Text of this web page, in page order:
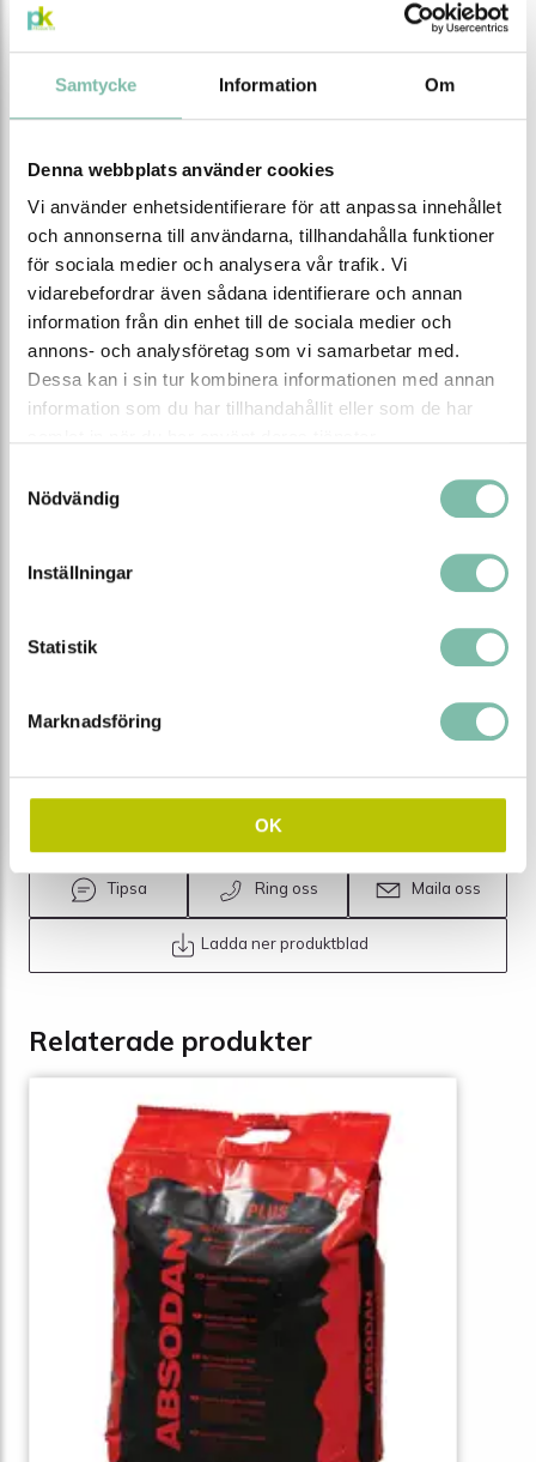
Samtycke Information Om
Denna webbplats använder cookies
Vi använder enhetsidentifierare för att anpassa innehållet
och annonserna till användarna, tillhandahålla funktioner
för sociala medier och analysera vår trafik. Vi
vidarebefordrar även sådana identifierare och annan
information från din enhet till de sociala medier och
annons- och analysföretag som vi samarbetar med.
Dessa kan i sin tur kombinera informationen med annan
information som du har tillhandahållit eller som de har
Nödvändig
Inställningar
Statistik
Marknadsföring
OK
väskor i vinyl
ellerboxar i plastför förvaring då mattorna inte
används.
Testresultat: Vid 100° C under 24 timmar bibehöll
brunnsmattorna sin form och tätningsförmåga, men vid
140° C blev produkten så pass mjuk att det finns risk att
den ”rinner” igenom gallret på dagvattenbrunnen som
den skall skydda. Mattan tål max 80° C vid långvarigt bruk
för att hålla produkternas egenskaper. Brunnsmattorna är
till för akuta och tillfälliga lösningar och inte avsedda för
långvarigt bruk.
Färg
Orange
Höjd (mm)
13
610
610
Vikt (kg)
7,5
EAN
7340082700591
Tipsa Ring oss Maila oss
Ladda ner produktblad
Relaterade produkter